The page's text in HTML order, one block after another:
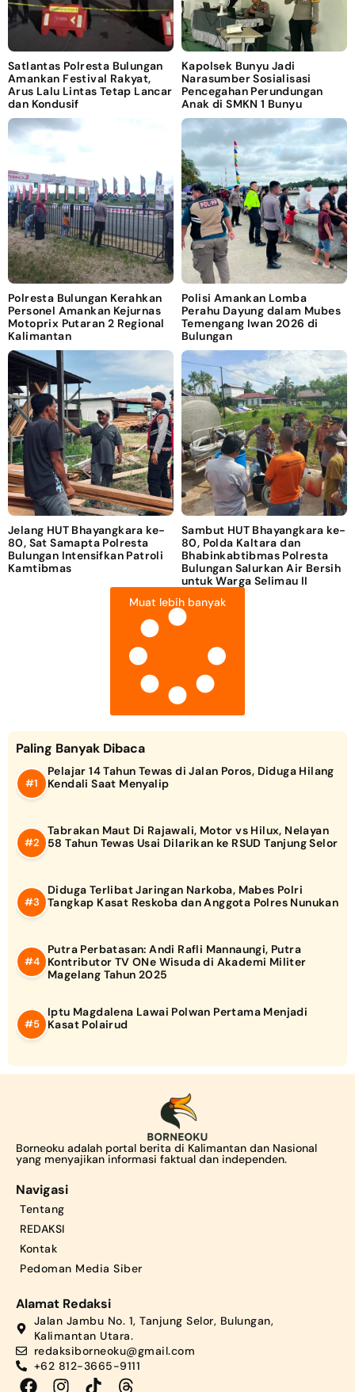
Satlantas Polresta Bulungan
Amankan Festival Rakyat,
Arus Lalu Lintas Tetap Lancar
dan Kondusif
Kapolsek Bunyu Jadi
Narasumber Sosialisasi
Pencegahan Perundungan
Anak di SMKN 1 Bunyu
Polresta Bulungan Kerahkan
Personel Amankan Kejurnas
Motoprix Putaran 2 Regional
Kalimantan
Polisi Amankan Lomba
Perahu Dayung dalam Mubes
Temengang Iwan 2026 di
Bulungan
Jelang HUT Bhayangkara ke-
80, Sat Samapta Polresta
Bulungan Intensifkan Patroli
Kamtibmas
Sambut HUT Bhayangkara ke-
80, Polda Kaltara dan
Bhabinkabtibmas Polresta
Bulungan Salurkan Air Bersih
untuk Warga Selimau II
Muat lebih banyak
Paling Banyak Dibaca
Pelajar 14 Tahun Tewas di Jalan Poros, Diduga Hilang
Kendali Saat Menyalip
Tabrakan Maut Di Rajawali, Motor vs Hilux, Nelayan
58 Tahun Tewas Usai Dilarikan ke RSUD Tanjung Selor
Diduga Terlibat Jaringan Narkoba, Mabes Polri
Tangkap Kasat Reskoba dan Anggota Polres Nunukan
Putra Perbatasan: Andi Rafli Mannaungi, Putra
Kontributor TV ONe Wisuda di Akademi Militer
Magelang Tahun 2025
Iptu Magdalena Lawai Polwan Pertama Menjadi
Kasat Polairud
Borneoku adalah portal berita di Kalimantan dan Nasional
yang menyajikan informasi faktual dan independen.
Navigasi
Tentang
REDAKSI
Kontak
Pedoman Media Siber
Alamat Redaksi
Jalan Jambu No. 1, Tanjung Selor, Bulungan,
Kalimantan Utara.
redaksiborneoku@gmail.com
+62 812-3665-9111